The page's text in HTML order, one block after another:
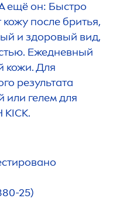
ещё он: Быстро
после бритья,
и здоровый вид,
Ежедневный
кожи. Для
результата
или гелем для
KICK.
25)